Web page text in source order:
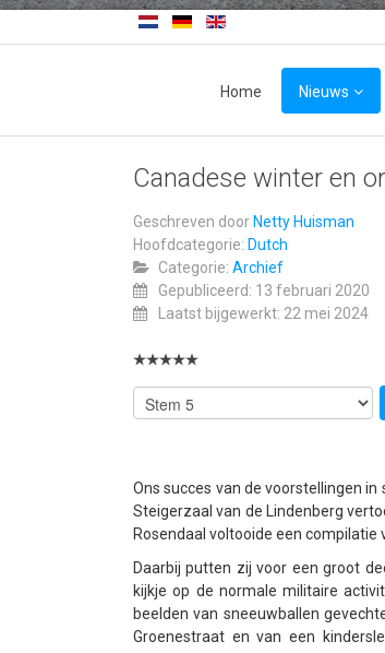
Home Nieuws
Canadese winter en
Geschreven door Netty Huisman
Hoofdcategorie: Dutch
Categorie: Archief
Gepubliceerd: 13 februari 2020
Laatst bijgewerkt: 22 mei 2024
Ons succes van de voorstellingen
Steigerzaal van de Lindenberg
Rosendaal voltooide een
Daarbij putten zij voor een groot
kijkje op de normale militaire
beelden van sneeuwballen
Groenestraat en van een